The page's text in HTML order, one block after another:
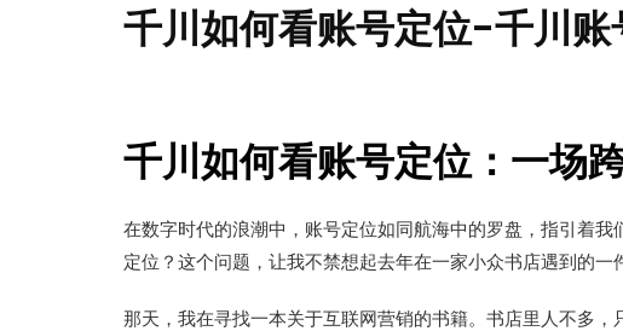
千川如何看账号定位-千川账
千川如何看账号定位：一场
在数字时代的浪潮中，账号定位如同航海中的罗盘，指引着
定位？这个问题，让我不禁想起去年在一家小众书店遇到的一
那天，我在寻找一本关于互联网营销的书籍。书店里人不多